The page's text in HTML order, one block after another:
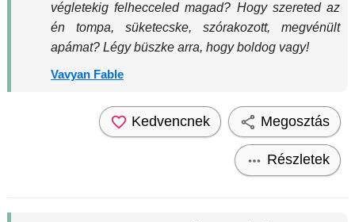
végletekig felhecceled magad? Hogy szereted az
én tompa, süketecske, szórakozott, megvénült
apámat? Légy büszke arra, hogy boldog vagy!
Vavyan Fable
Kedvencnek Megosztás
Részletek